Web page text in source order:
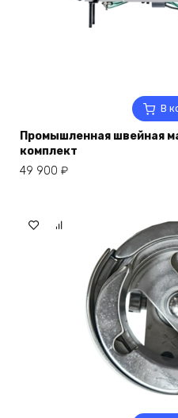
В
Промышленная швейная
комплект
49 900 ₽